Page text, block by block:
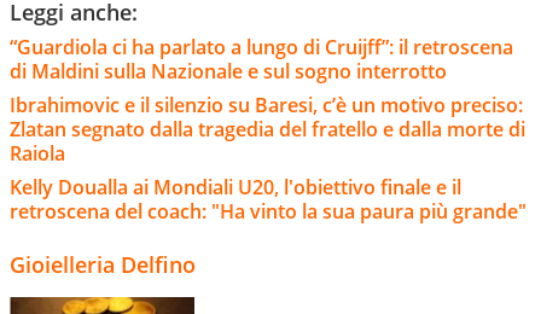
Leggi anche:
“Guardiola ci ha parlato a lungo di Cruijff”: il retroscena
di Maldini sulla Nazionale e sul sogno interrotto
Ibrahimovic e il silenzio su Baresi, c’è un motivo preciso:
Zlatan segnato dalla tragedia del fratello e dalla morte di
Raiola
Kelly Doualla ai Mondiali U20, l'obiettivo finale e il
retroscena del coach: "Ha vinto la sua paura più grande"
Gioielleria Delfino